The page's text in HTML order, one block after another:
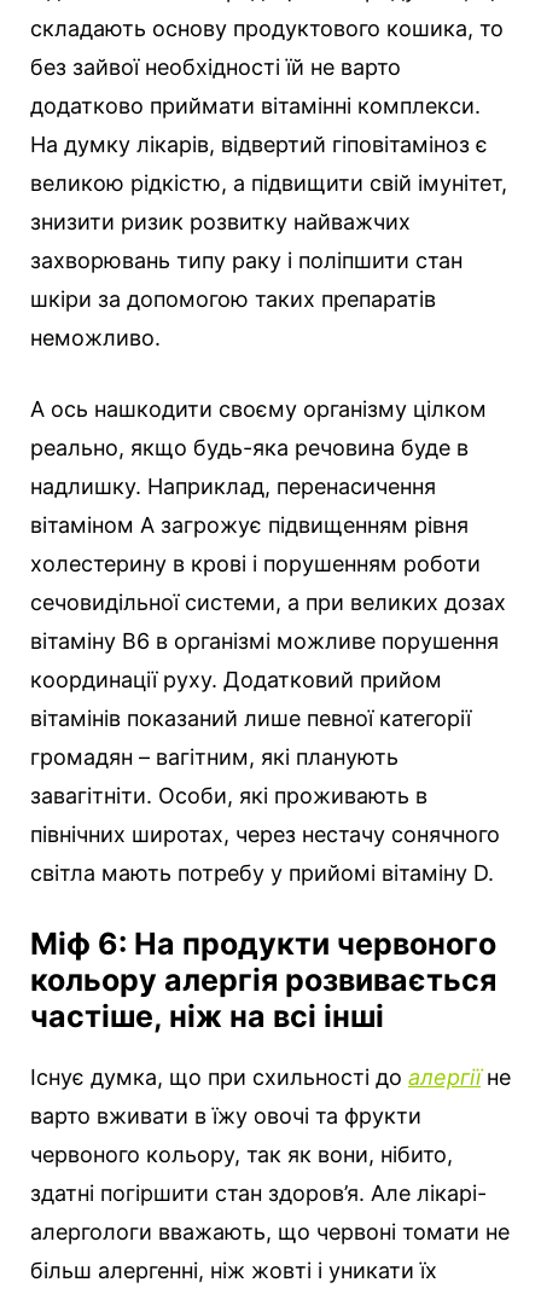
складають основу продуктового кошика, то
без зайвої необхідності їй не варто
додатково приймати вітамінні комплекси.
На думку лікарів, відвертий гіповітаміноз є
великою рідкістю, а підвищити свій імунітет,
знизити ризик розвитку найважчих
захворювань типу раку і поліпшити стан
шкіри за допомогою таких препаратів
неможливо.
А ось нашкодити своєму організму цілком
реально, якщо будь-яка речовина буде в
надлишку. Наприклад, перенасичення
вітаміном А загрожує підвищенням рівня
холестерину в крові і порушенням роботи
сечовидільної системи, а при великих дозах
вітаміну В6 в організмі можливе порушення
координації руху. Додатковий прийом
вітамінів показаний лише певної категорії
громадян – вагітним, які планують
завагітніти. Особи, які проживають в
північних широтах, через нестачу сонячного
світла мають потребу у прийомі вітаміну D.
Міф 6: На продукти червоного
кольору алергія розвивається
частіше, ніж на всі інші
Існує думка, що при схильності до алергії не
варто вживати в їжу овочі та фрукти
червоного кольору, так як вони, нібито,
здатні погіршити стан здоров’я. Але лікарі-
алергологи вважають, що червоні томати не
більш алергенні, ніж жовті і уникати їх